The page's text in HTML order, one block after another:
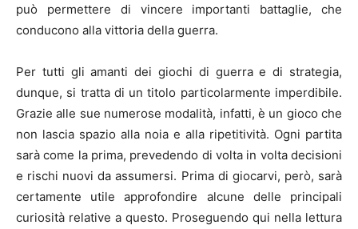
può permettere di vincere importanti battaglie, che
conducono alla vittoria della guerra.
Per tutti gli amanti dei giochi di guerra e di strategia,
dunque, si tratta di un titolo particolarmente imperdibile.
Grazie alle sue numerose modalità, infatti, è un gioco che
non lascia spazio alla noia e alla ripetitività. Ogni partita
sarà come la prima, prevedendo di volta in volta decisioni
e rischi nuovi da assumersi. Prima di giocarvi, però, sarà
certamente utile approfondire alcune delle principali
curiosità relative a questo. Proseguendo qui nella lettura